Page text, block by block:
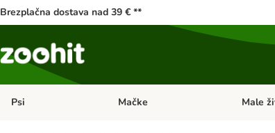
Brezplačna dostava nad 39 € **
Psi Odprite meni kategorij: Psi
Mačke Odprite
Male